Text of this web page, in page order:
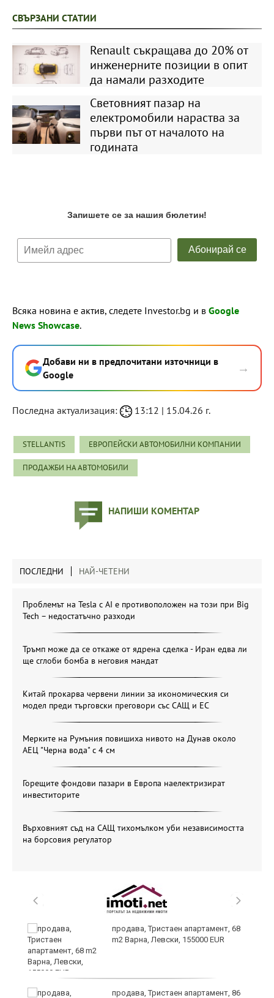
СВЪРЗАНИ СТАТИИ
Renault съкращава до 20% от
инженерните позиции в опит
да намали разходите
Световният пазар на
електромобили нараства за
първи път от началото на
годината
Всяка новина е актив, следете Investor.bg и в Google
News Showcase.
Добави ни в предпочитани източници в
Google
→
Последна актуализация: 13:12 | 15.04.26 г.
STELLANTIS ЕВРОПЕЙСКИ АВТОМОБИЛНИ КОМПАНИИ
ПРОДАЖБИ НА АВТОМОБИЛИ
НАПИШИ КОМЕНТАР
ПОСЛЕДНИ НАЙ-ЧЕТЕНИ
Проблемът на Tesla с AI е противоположен на този при Big
Tech – недостатъчно разходи
Тръмп може да се откаже от ядрена сделка - Иран едва ли
ще сглоби бомба в неговия мандат
Китай прокарва червени линии за икономическия си
модел преди търговски преговори със САЩ и ЕС
Мерките на Румъния повишиха нивото на Дунав около
АЕЦ "Черна вода" с 4 см
Горещите фондови пазари в Европа наелектризират
инвеститорите
Върховният съд на САЩ тихомълком уби независимостта
на борсовия регулатор
продава, Тристаен апартамент, 68
m2 Варна, Левски, 155000 EUR
продава, Тристаен апартамент, 86